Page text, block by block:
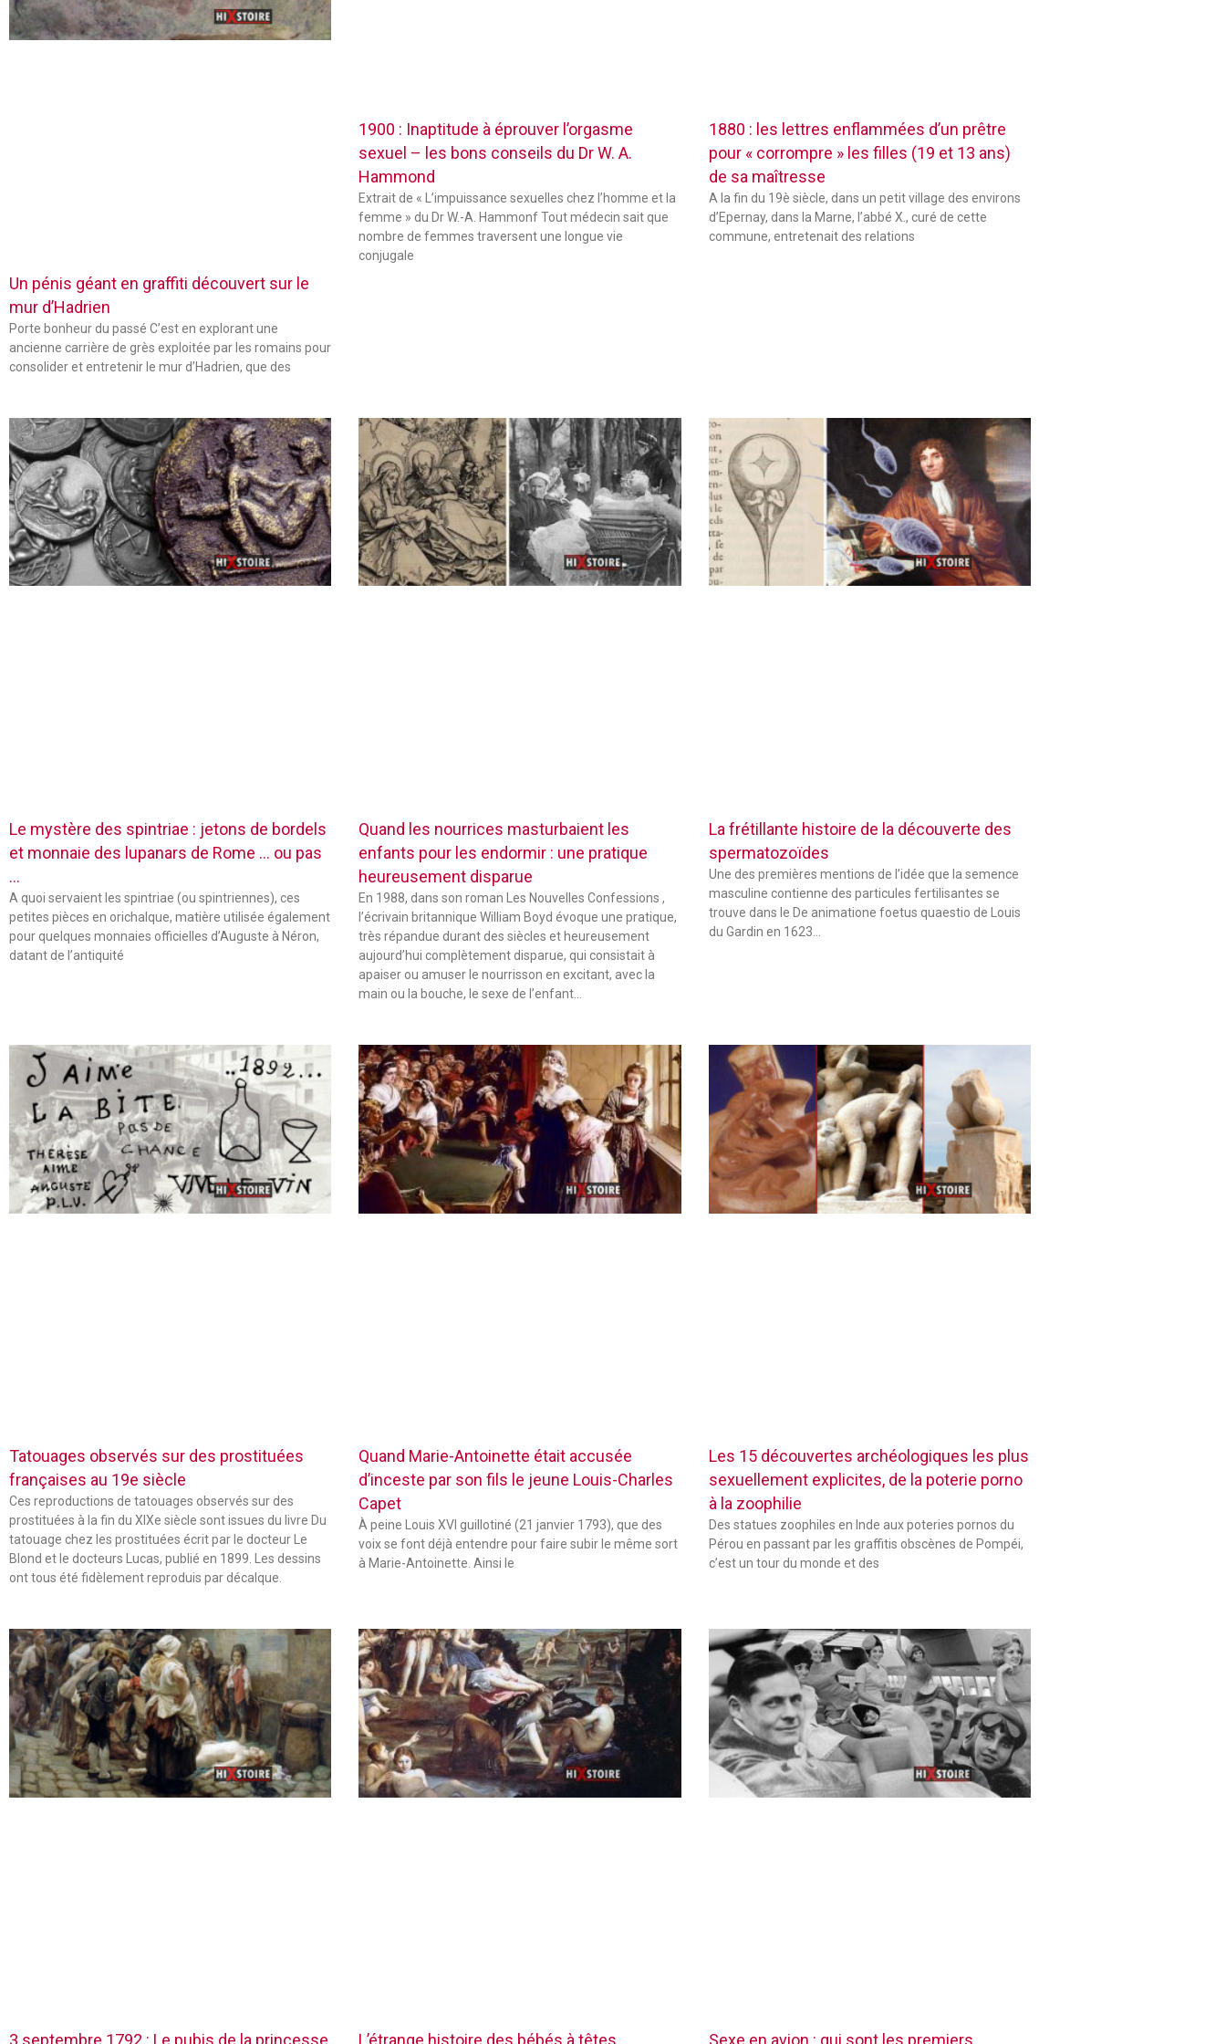
Un pénis géant en graffiti découvert sur le
mur d’Hadrien
Porte bonheur du passé C’est en explorant une
ancienne carrière de grès exploitée par les romains pour
consolider et entretenir le mur d’Hadrien, que des
1900 : Inaptitude à éprouver l’orgasme
sexuel – les bons conseils du Dr W. A.
Hammond
Extrait de « L’impuissance sexuelles chez l’homme et la
femme » du Dr W.-A. Hammonf Tout médecin sait que
nombre de femmes traversent une longue vie
conjugale
1880 : les lettres enflammées d’un prêtre
pour « corrompre » les filles (19 et 13 ans)
de sa maîtresse
A la fin du 19è siècle, dans un petit village des environs
d’Epernay, dans la Marne, l’abbé X., curé de cette
commune, entretenait des relations
Le mystère des spintriae : jetons de bordels
et monnaie des lupanars de Rome … ou pas
…
A quoi servaient les spintriae (ou spintriennes), ces
petites pièces en orichalque, matière utilisée également
pour quelques monnaies officielles d’Auguste à Néron,
datant de l’antiquité
Quand les nourrices masturbaient les
enfants pour les endormir : une pratique
heureusement disparue
En 1988, dans son roman Les Nouvelles Confessions ,
l’écrivain britannique William Boyd évoque une pratique,
très répandue durant des siècles et heureusement
aujourd’hui complètement disparue, qui consistait à
apaiser ou amuser le nourrisson en excitant, avec la
main ou la bouche, le sexe de l’enfant…
La frétillante histoire de la découverte des
spermatozoïdes
Une des premières mentions de l’idée que la semence
masculine contienne des particules fertilisantes se
trouve dans le De animatione foetus quaestio de Louis
du Gardin en 1623…
Tatouages observés sur des prostituées
françaises au 19e siècle
Ces reproductions de tatouages observés sur des
prostituées à la fin du XIXe siècle sont issues du livre Du
tatouage chez les prostituées écrit par le docteur Le
Blond et le docteurs Lucas, publié en 1899. Les dessins
ont tous été fidèlement reproduis par décalque.
Quand Marie-Antoinette était accusée
d’inceste par son fils le jeune Louis-Charles
Capet
À peine Louis XVI guillotiné (21 janvier 1793), que des
voix se font déjà entendre pour faire subir le même sort
à Marie-Antoinette. Ainsi le
Les 15 découvertes archéologiques les plus
sexuellement explicites, de la poterie porno
à la zoophilie
Des statues zoophiles en Inde aux poteries pornos du
Pérou en passant par les graffitis obscènes de Pompéi,
c’est un tour du monde et des
3 septembre 1792 : Le pubis de la princesse L’étrange histoire des bébés à têtes Sexe en avion : qui sont les premiers